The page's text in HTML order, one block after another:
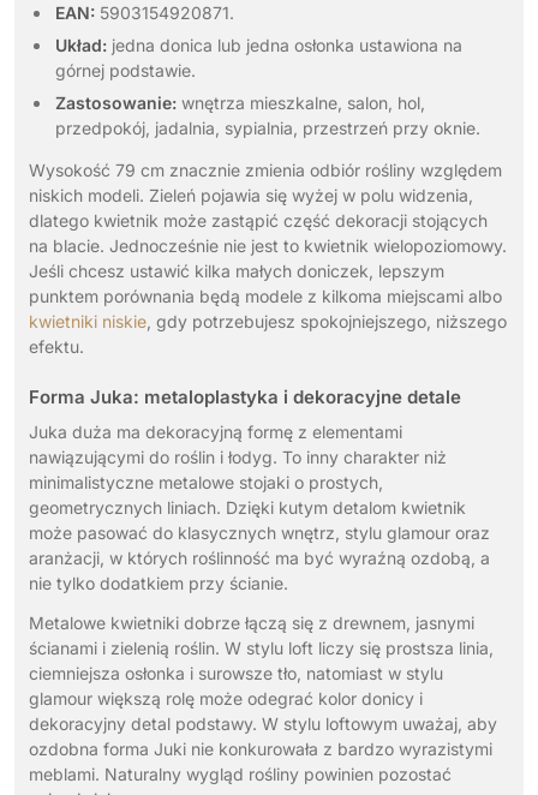
EAN: 5903154920871.
Układ: jedna donica lub jedna osłonka ustawiona na
górnej podstawie.
Zastosowanie: wnętrza mieszkalne, salon, hol,
przedpokój, jadalnia, sypialnia, przestrzeń przy oknie.
Wysokość 79 cm znacznie zmienia odbiór rośliny względem
niskich modeli. Zieleń pojawia się wyżej w polu widzenia,
dlatego kwietnik może zastąpić część dekoracji stojących
na blacie. Jednocześnie nie jest to kwietnik wielopoziomowy.
Jeśli chcesz ustawić kilka małych doniczek, lepszym
punktem porównania będą modele z kilkoma miejscami albo
kwietniki niskie , gdy potrzebujesz spokojniejszego, niższego
efektu.
Forma Juka: metaloplastyka i dekoracyjne detale
Juka duża ma dekoracyjną formę z elementami
nawiązującymi do roślin i łodyg. To inny charakter niż
minimalistyczne metalowe stojaki o prostych,
geometrycznych liniach. Dzięki kutym detalom kwietnik
może pasować do klasycznych wnętrz, stylu glamour oraz
aranżacji, w których roślinność ma być wyraźną ozdobą, a
nie tylko dodatkiem przy ścianie.
Metalowe kwietniki dobrze łączą się z drewnem, jasnymi
ścianami i zielenią roślin. W stylu loft liczy się prostsza linia,
ciemniejsza osłonka i surowsze tło, natomiast w stylu
glamour większą rolę może odegrać kolor donicy i
dekoracyjny detal podstawy. W stylu loftowym uważaj, aby
ozdobna forma Juki nie konkurowała z bardzo wyrazistymi
meblami. Naturalny wygląd rośliny powinien pozostać